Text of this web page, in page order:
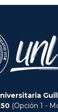
(Opción 1 -